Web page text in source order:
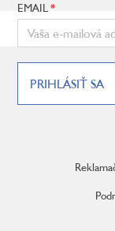
EMAIL
PRIHLÁSIŤ SA